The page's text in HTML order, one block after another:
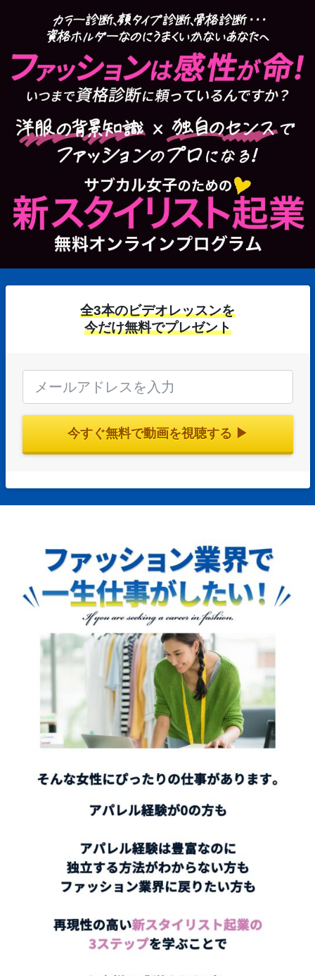
全3本のビデオレッスンを
今だけ無料でプレゼント
今すぐ無料で動画を視聴する ▶︎